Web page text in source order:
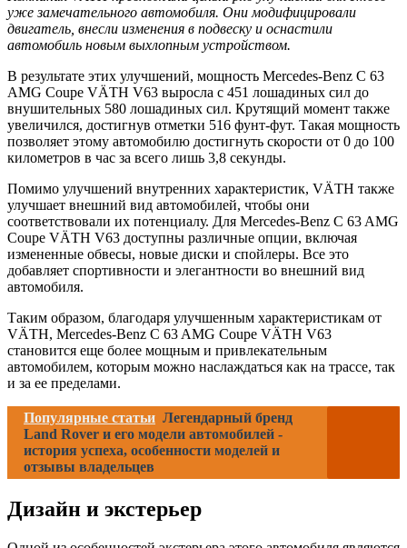
уже замечательного автомобиля. Они модифицировали
двигатель, внесли изменения в подвеску и оснастили
автомобиль новым выхлопным устройством.
В результате этих улучшений, мощность Mercedes-Benz C 63
AMG Coupe VÄTH V63 выросла с 451 лошадиных сил до
внушительных 580 лошадиных сил. Крутящий момент также
увеличился, достигнув отметки 516 фунт-фут. Такая мощность
позволяет этому автомобилю достигнуть скорости от 0 до 100
километров в час за всего лишь 3,8 секунды.
Помимо улучшений внутренних характеристик, VÄTH также
улучшает внешний вид автомобилей, чтобы они
соответствовали их потенциалу. Для Mercedes-Benz C 63 AMG
Coupe VÄTH V63 доступны различные опции, включая
измененные обвесы, новые диски и спойлеры. Все это
добавляет спортивности и элегантности во внешний вид
автомобиля.
Таким образом, благодаря улучшенным характеристикам от
VÄTH, Mercedes-Benz C 63 AMG Coupe VÄTH V63
становится еще более мощным и привлекательным
автомобилем, которым можно наслаждаться как на трассе, так
и за ее пределами.
Популярные статьи Легендарный бренд
Land Rover и его модели автомобилей -
история успеха, особенности моделей и
отзывы владельцев
Дизайн и экстерьер